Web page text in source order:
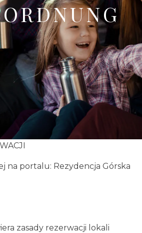
na portalu: Rezydencja Górska
zasady rezerwacji lokali